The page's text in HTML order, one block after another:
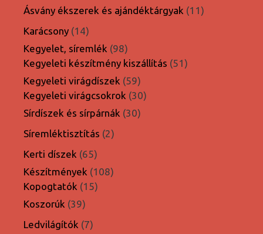
termék
Ásvány ékszerek és ajándéktárgyak 1111
Karácsony 1414
termék
Kegyelet, síremlék 9898
termék
Kegyeleti készítmény kiszállítás 5151
Kegyeleti virágdíszek 5959
termék
Kegyeleti virágcsokrok 3030
Sírdíszek és sírpárnák 3030
Síremléktisztítás 22
Kerti díszek 6565
termék
Készítmények 108108
Kopogtatók 1515
Koszorúk 3939
termék
Ledvilágítók 77